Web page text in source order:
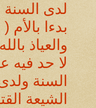
لدى السنة
بدءا بالأم (
والعياذ
لا حد فيه
السنة
الشيعة